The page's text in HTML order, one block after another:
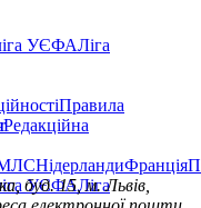
УЄФАЛіга
Правила
Редакційна
НідерландиФранція
УЄФАЛіга
буд. 15, м. Львів,